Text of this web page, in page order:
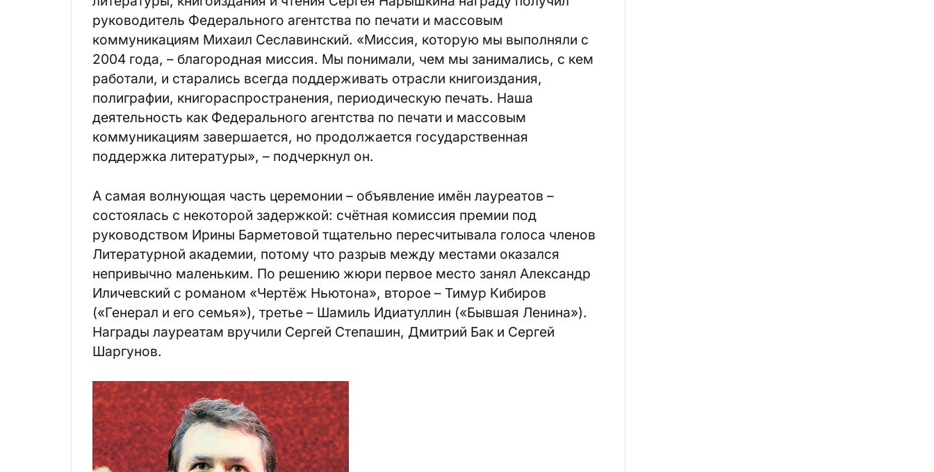
руководитель Федерального агентства по печати и массовым
коммуникациям Михаил Сеславинский. «Миссия, которую мы выполняли с
2004 года, – благородная миссия. Мы понимали, чем мы занимались, с кем
работали, и старались всегда поддерживать отрасли книгоиздания,
полиграфии, книгораспространения, периодическую печать. Наша
деятельность как Федерального агентства по печати и массовым
коммуникациям завершается, но продолжается государственная
поддержка литературы», – подчеркнул он.
А самая волнующая часть церемонии – объявление имён лауреатов –
состоялась с некоторой задержкой: счётная комиссия премии под
руководством Ирины Барметовой тщательно пересчитывала голоса членов
Литературной академии, потому что разрыв между местами оказался
непривычно маленьким. По решению жюри первое место занял Александр
Иличевский с романом «Чертёж Ньютона», второе – Тимур Кибиров
(«Генерал и его семья»), третье – Шамиль Идиатуллин («Бывшая Ленина»).
Награды лауреатам вручили Сергей Степашин, Дмитрий Бак и Сергей
Шаргунов.